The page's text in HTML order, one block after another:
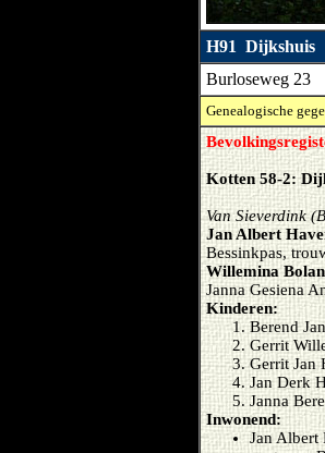
H91 Dijkshuis
Burloseweg 23
Genealogische
Kotten 58-2:
Van Sieverdink
Jan Albert
Bessinkpas,
Willemina
Janna Gesiena
Kinderen:
Berend
Gerrit
Gerrit Jan
Jan Derk
Janna
Inwonend:
Jan Albert